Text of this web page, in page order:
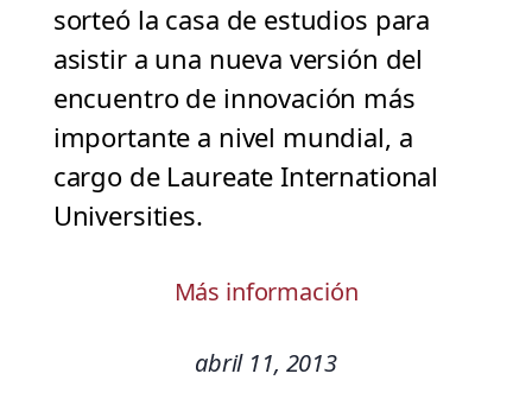
sorteó la casa de estudios para
asistir a una nueva versión del
encuentro de innovación más
importante a nivel mundial, a
cargo de Laureate International
Universities.
Más información
abril 11, 2013